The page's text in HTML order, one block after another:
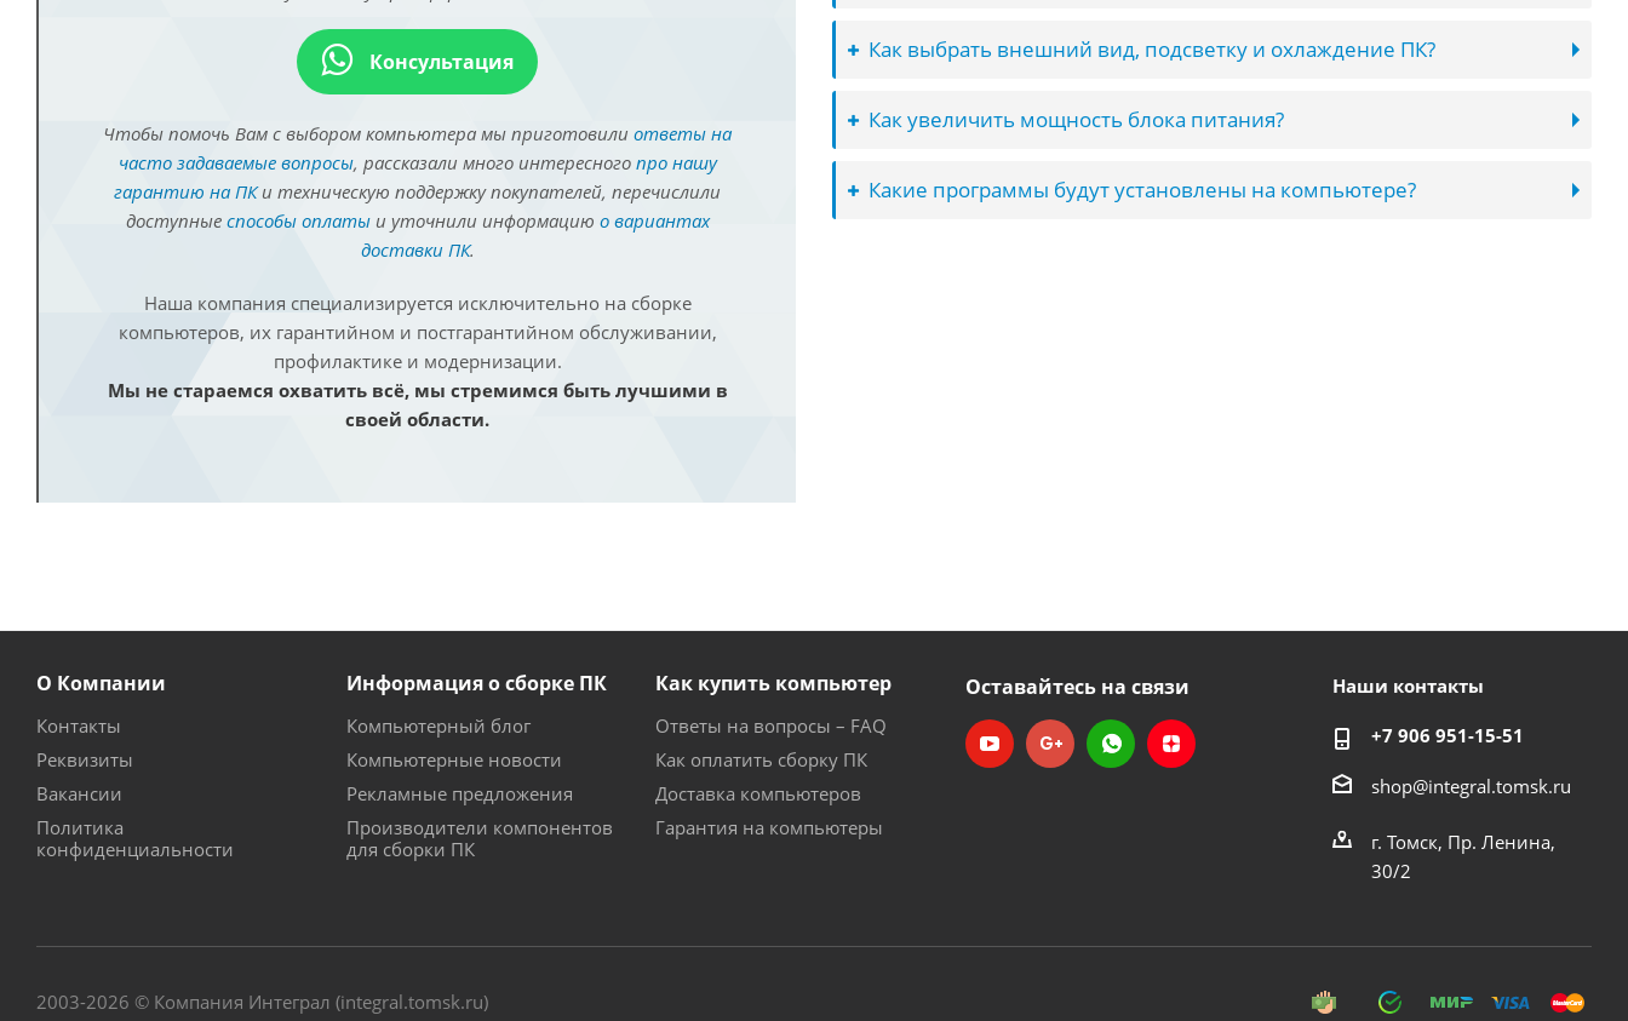
Консультация
Чтобы помочь Вам с выбором компьютера мы приготовили ответы на
часто задаваемые вопросы, рассказали много интересного про нашу
гарантию на ПКи техническую поддержку покупателей, перечислили
доступные способы оплатыи уточнили информацию о вариантах
доставки ПК.
Наша компания специализируется исключительно на сборке
компьютеров, их гарантийном и постгарантийном обслуживании,
профилактике и модернизации.
Мы не стараемся охватить всё, мы стремимся быть лучшими в
своей области.
Как выбрать внешний вид, подсветку и охлаждение ПК?
Как увеличить мощность блока питания?
Какие программы будут установлены на компьютере?
О Компании
Контакты
Реквизиты
Вакансии
Политика
конфиденциальности
Информация о сборке ПК
Компьютерный блог
Компьютерные новости
Рекламные предложения
Производители компонентов
для сборки ПК
Как купить компьютер
Ответы на вопросы – FAQ
Как оплатить сборку ПК
Доставка компьютеров
Гарантия на компьютеры
Оставайтесь на связи Наши контакты
+7 906 951-15-51
shop@integral.tomsk.ru
г. Томск, Пр. Ленина,
30/2
2003-2026 © Компания Интеграл (integral.tomsk.ru)